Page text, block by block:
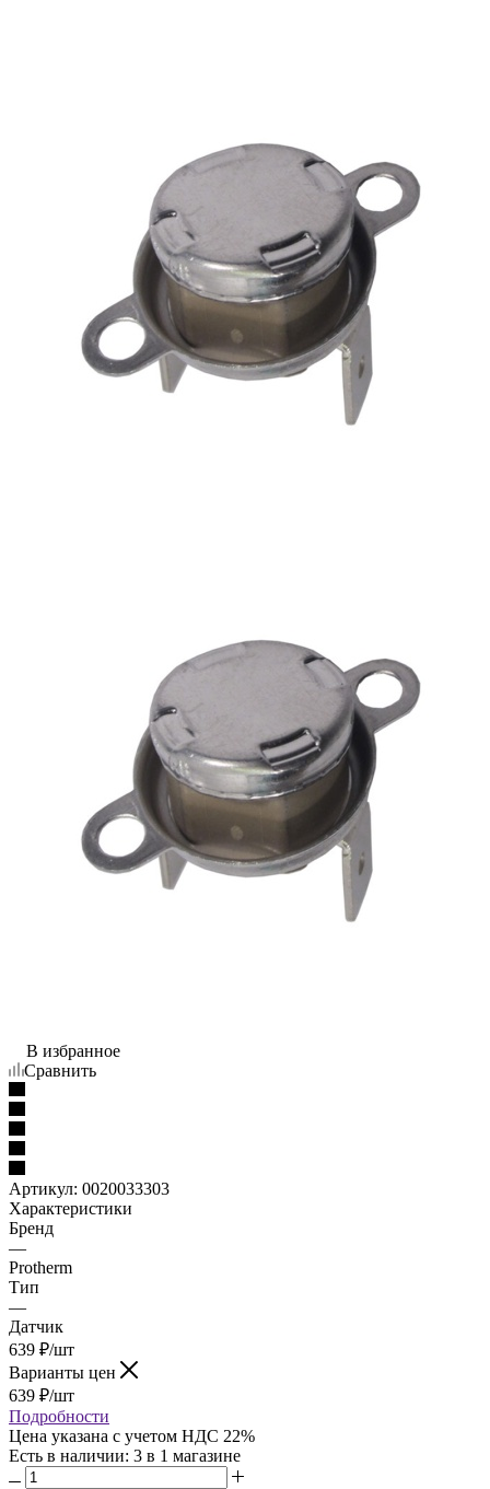
В избранное
Сравнить
Артикул: 0020033303
Характеристики
Бренд
—
Protherm
Тип
—
Датчик
639 ₽/шт
Варианты цен
639 ₽/шт
Подробности
Цена указана с учетом НДС 22%
Есть в наличии: 3 в 1 магазине